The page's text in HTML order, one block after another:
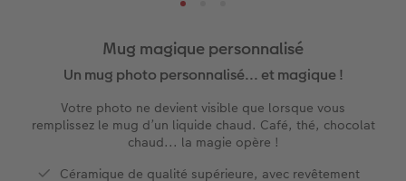
XXL Panorama
A5 Panorama
Tirages photo mini
Tirages rétro carré
Photo sur carton mousse
Photo sur bois
Types de papier
Calendrier mural Fineline
Textiles
Magnets photo
Faire-part de mariage
Faire-part de naissance
commande
Mug magique personnalisé
Un mug photo personnalisé... et magique !
Votre photo ne devient visible que lorsque vous
remplissez le mug d’un liquide chaud. Café, thé, chocolat
chaud... la magie opère !
Céramique de qualité supérieure, avec revêtement